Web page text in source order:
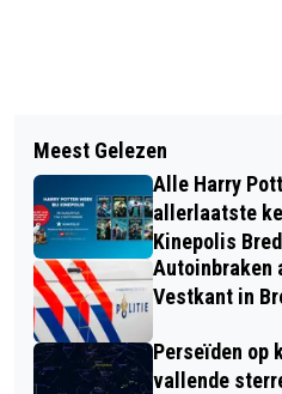
VIER VERDACHTEN
VOOR
140 BRABANTSE
DOEN MEE MET 2E
NATUUR
Meest Gelezen
Alle Harry
allerlaatste
Kinepolis
Autoinbraken
Vestkant in
Perseïden op
vallende